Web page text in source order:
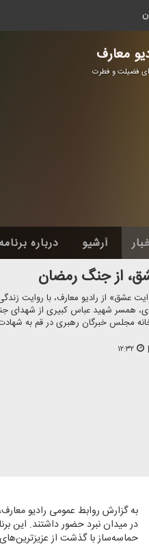
معارف
فضیلت و فطرت
آرشیو درباره برنامه
از جنگ رمضان
عشق» از رادیو معارف، با روایت
همسر شهید عباس كبیری از شهدای
مجلس خبرگان رهبری در قم به
| ۱۲:۳۲
به گزارش روابط عمومی رادیو
در میدان نبرد حضور داشتند. این
حماسه‌ساز با گذشت از